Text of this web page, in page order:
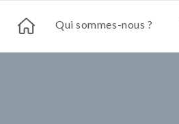
Qui sommes-nous ?